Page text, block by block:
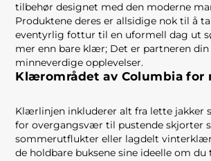
tilbehør designet med den moderne
Produktene deres er allsidige nok til å
eventyrlig fottur til en uformell dag ut
mer enn bare klær; Det er partneren din
minneverdige opplevelser.
Klærområdet av Columbia for
Klærlinjen inkluderer alt fra lette jakker
for overgangsvær til pustende skjorter
sommerutflukter eller lagdelt
de holdbare buksene sine ideelle om du